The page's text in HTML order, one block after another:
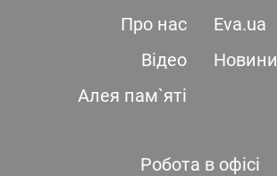
Про нас
Eva.ua
Відео
Новини
Алея пам`яті
Робота в офісі